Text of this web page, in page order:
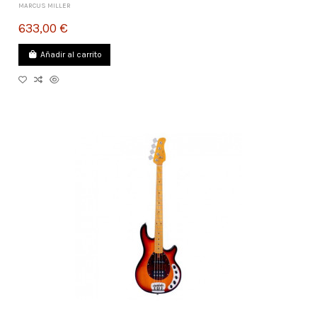
MARCUS MILLER
633,00 €
Añadir al carrito